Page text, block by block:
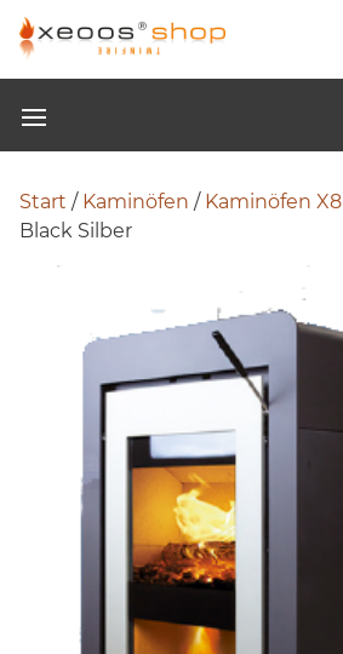
Start / Kaminöfen / Kaminöfen X8
Black Silber